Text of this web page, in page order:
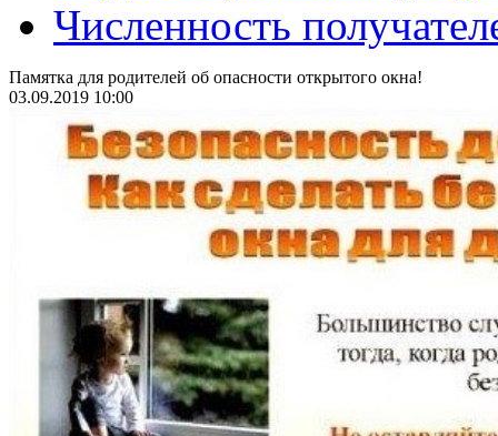
Численность
Памятка для родителей об опасности открытого окна!
03.09.2019 10:00